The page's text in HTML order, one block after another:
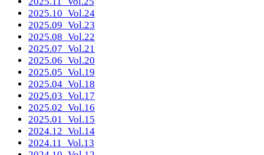
2025.10 _Vol.24
2025.09 _Vol.23
2025.08 _Vol.22
2025.07 _Vol.21
2025.06 _Vol.20
2025.05 _Vol.19
2025.04 _Vol.18
2025.03 _Vol.17
2025.02 _Vol.16
2025.01 _Vol.15
2024.12 _Vol.14
2024.11 _Vol.13